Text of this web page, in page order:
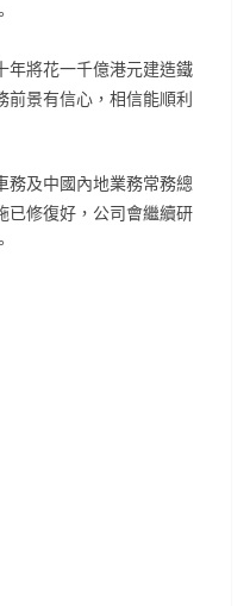
年將花一千億港元建造鐵
前景有信心，相信能順利
務及中國內地業務常務總
已修復好，公司會繼續研